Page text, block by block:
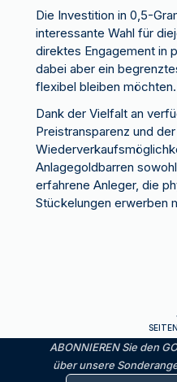
Die Investition in 0,5-
interessante Wahl für
direktes Engagement in
dabei aber ein
flexibel bleiben möchten.
Dank der Vielfalt an
Preistransparenz und der
Anlagegoldbarren
erfahrene Anleger, die
Stückelungen erwerben
ABONNIEREN Sie den
über unsere